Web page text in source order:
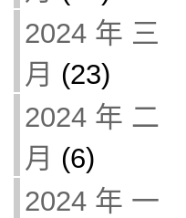
2024 年 三
月 (23)
2024 年 二
月 (6)
2024 年 一